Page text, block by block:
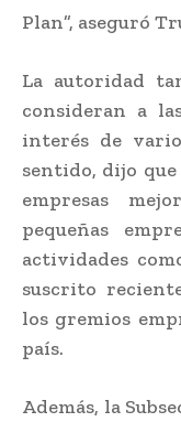
Plan”, aseguró
La autoridad
consideran a
interés de
sentido, dijo que
empresas
pequeñas
actividades
suscrito
los gremios
país.
Además, la